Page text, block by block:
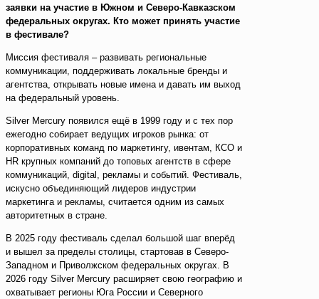
заявки на участие в Южном и Северо-Кавказском
федеральных округах. Кто может принять участие
в фестивале?
Миссия фестиваля – развивать региональные
коммуникации, поддерживать локальные бренды и
агентства, открывать новые имена и давать им выход
на федеральный уровень.
Silver Mercury появился ещё в 1999 году и с тех пор
ежегодно собирает ведущих игроков рынка: от
корпоративных команд по маркетингу, ивентам, КСО и
HR крупных компаний до топовых агентств в сфере
коммуникаций, digital, рекламы и событий. Фестиваль,
искусно объединяющий лидеров индустрии
маркетинга и рекламы, считается одним из самых
авторитетных в стране.
В 2025 году фестиваль сделал большой шаг вперёд
и вышел за пределы столицы, стартовав в Северо-
Западном и Приволжском федеральных округах. В
2026 году Silver Mercury расширяет свою географию и
охватывает регионы Юга России и Северного